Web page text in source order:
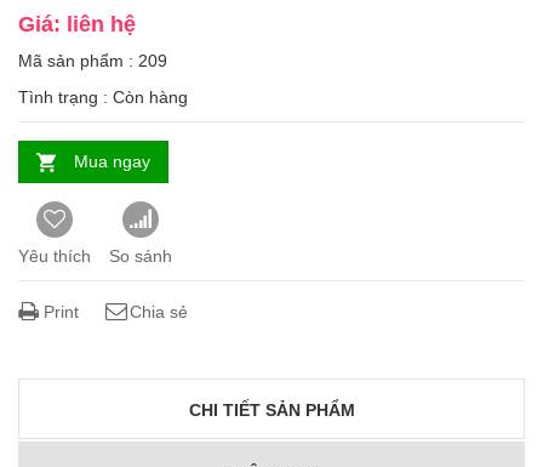
Giá: liên hệ
Mã sản phẩm : 209
Tình trạng : Còn hàng
Mua ngay
Yêu thích So sánh
Print Chia sẻ
CHI TIẾT SẢN PHẨM